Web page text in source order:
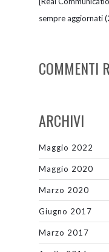
sempre aggiornati
COMMENTI
ARCHIVI
Maggio 2022
Maggio 2020
Marzo 2020
Giugno 2017
Marzo 2017